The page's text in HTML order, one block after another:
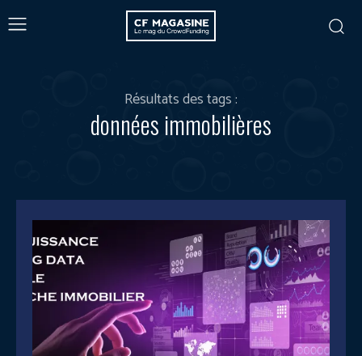
Résultats des tags :
données immobilières